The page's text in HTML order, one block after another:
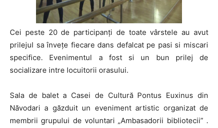
Cei peste 20 de participanți de toate vârstele au avut
prilejul sa învețe fiecare dans defalcat pe pasi si miscari
specifice. Evenimentul a fost si un bun prilej de
socializare intre locuitorii orasului.
Sala de balet a Casei de Cultură Pontus Euxinus din
Năvodari a găzduit un eveniment artistic organizat de
membrii grupului de voluntari „Ambasadorii bibliotecii” .